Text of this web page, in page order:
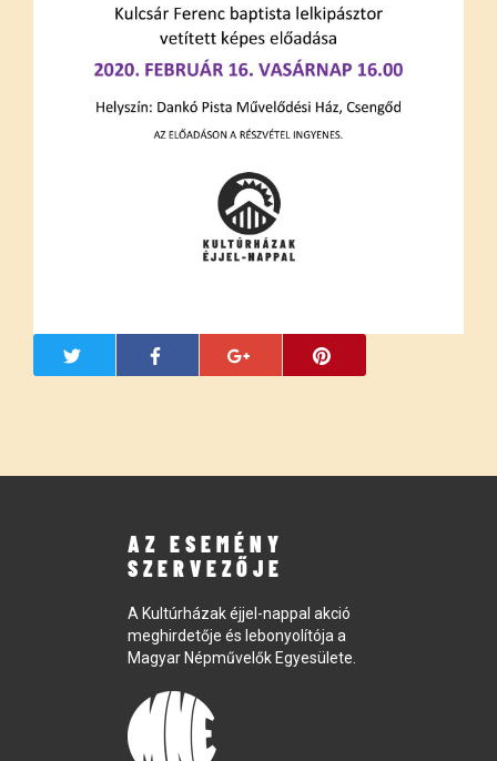
AZ ESEMÉNY
SZERVEZŐJE
A Kultúrházak éjjel-nappal akció
meghirdetője és lebonyolítója a
Magyar Népművelők Egyesülete.